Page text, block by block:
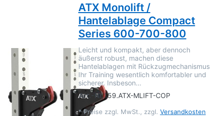
ATX Monolift /
Hantelablage Compact
Series 600-700-800
Leicht und kompakt, aber dennoch
äußerst robust, machen diese
Hantelablagen mit Rückzugmechanismus
Ihr Training wesentlich komfortabler und
sicherer. Insbeson…
Art.-Nr.159.ATX-MLIFT-COP
* Preise zzgl. MwSt., zzgl. Versandkosten